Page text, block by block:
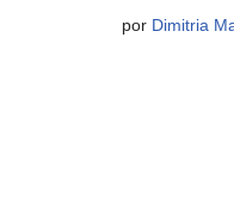
por Dimitria